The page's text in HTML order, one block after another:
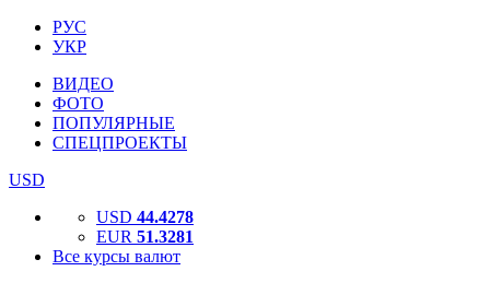
РУС
УКР
ВИДЕО
ФОТО
ПОПУЛЯРНЫЕ
СПЕЦПРОЕКТЫ
USD
USD 44.4278
EUR 51.3281
Все курсы валют